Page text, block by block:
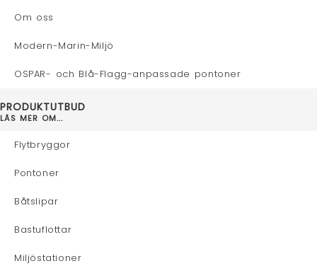
Om oss
Modern-Marin-Miljö
OSPAR- och Blå-Flagg-anpassade pontoner
PRODUKTUTBUD
LÄS MER OM...
Flytbryggor
Pontoner
Båtslipar
Bastuflottar
Miljöstationer